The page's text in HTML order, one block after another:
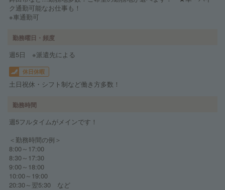
ク通勤可能なお仕事も！
※車通勤可
勤務曜日・頻度
週5日 ※派遣先による
休日休暇
土日祝休・シフト制など働き方多数！
勤務時間
週5フルタイムがメインです！
＜勤務時間の例＞
8:00～17:00
8:30～17:30
9:00～18:00
10:00～19:00
20:30～翌5:30 など